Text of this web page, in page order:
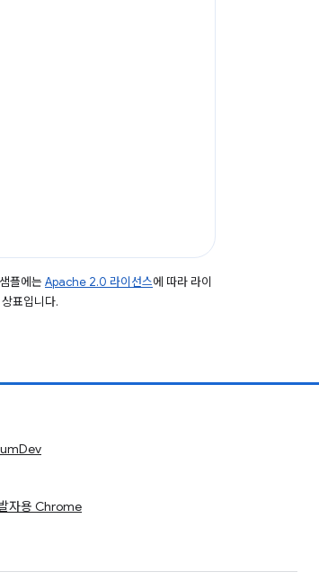
플에는 Apache 2.0 라이선스에 따라 라이
표입니다.
자용 Chrome